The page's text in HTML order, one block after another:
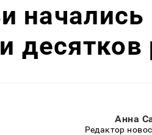
начались
десятков
Анна
Редактор